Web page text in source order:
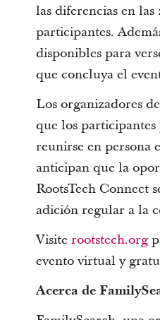
las diferencias en
participantes.
disponibles para
que concluya el
Los organizadores
que los
reunirse en persona
anticipan que la
RootsTech Connect
adición regular a la
Visite rootstech.org
evento virtual y
Acerca de